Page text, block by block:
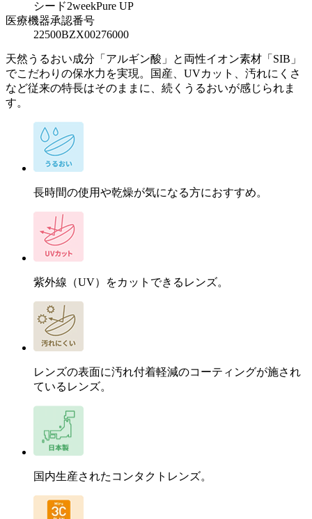
シード2weekPure UP
医療機器承認番号
22500BZX00276000
天然うるおい成分「アルギン酸」と両性イオン素材「SIB」
でこだわりの保水力を実現。国産、UVカット、汚れにくさ
など従来の特長はそのままに、続くうるおいが感じられま
す。
長時間の使用や乾燥が気になる方におすすめ。
紫外線（UV）をカットできるレンズ。
レンズの表面に汚れ付着軽減のコーティングが施され
ているレンズ。
国内生産されたコンタクトレンズ。